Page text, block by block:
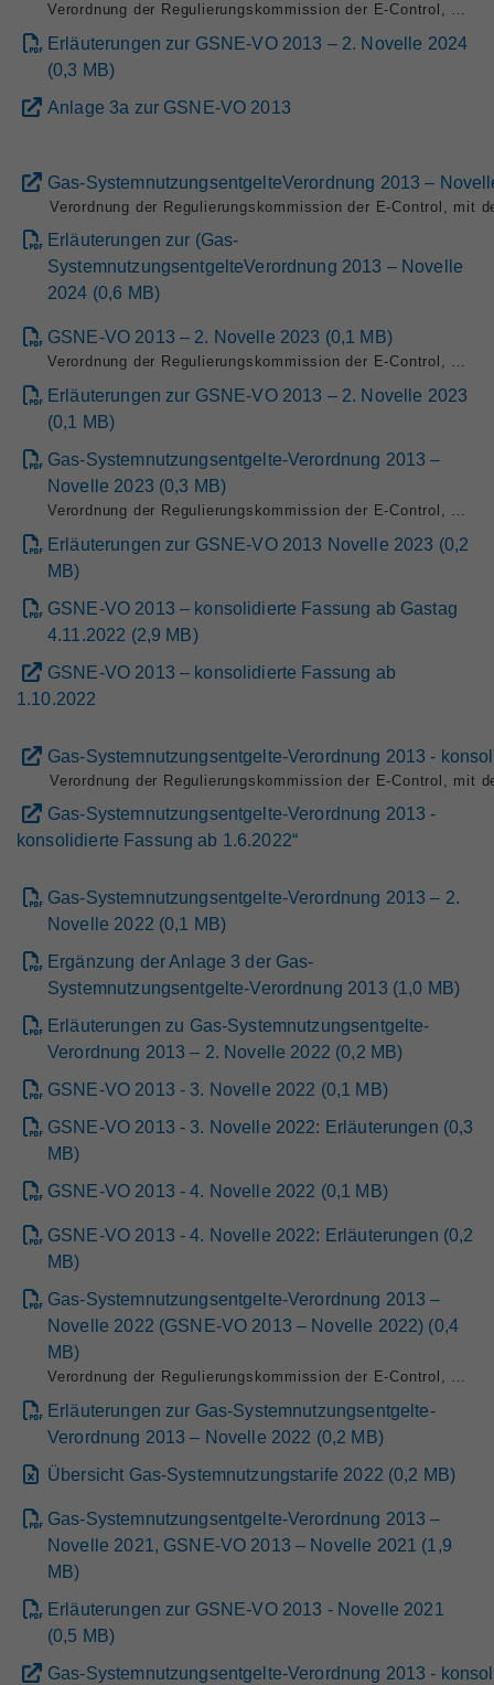
Verordnung der Regulierungskommission der E-Control, mit der die GasSystemnutzungsentgelte-Verordnung 2013 geändert wird (Gas-Systemnutzungsentgelte-Verordnung 2013 – 2. Novelle 2024, GSNE-VO 2013 – 2. Novelle 2024)
Erläuterungen zur GSNE-VO 2013 – 2. Novelle 2024
(0,3 MB)
Anlage 3a zur GSNE-VO 2013
Gas-SystemnutzungsentgelteVerordnung 2013 –
Verordnung der Regulierungskommission der E-Control, mit
Erläuterungen zur (Gas-
SystemnutzungsentgelteVerordnung 2013 – Novelle
2024 (0,6 MB)
GSNE-VO 2013 – 2. Novelle 2023 (0,1 MB)
Verordnung der Regulierungskommission der E-Control, mit der die Gas-Systemnutzungsentgelte-Verordnung 2013 geändert wird (Gas-Systemnutzungsentgelte-Verordnung 2013 – 2. Novelle 2023, GSNE-VO 2013 – 2. Novelle 2023)
Erläuterungen zur GSNE-VO 2013 – 2. Novelle 2023
(0,1 MB)
Gas-Systemnutzungsentgelte-Verordnung 2013 –
Novelle 2023 (0,3 MB)
Verordnung der Regulierungskommission der E-Control, mit der die Gas-Systemnutzungsentgelte-Verordnung 2013 geändert wird (GSNE-VO 2013 – Novelle 2023)
Erläuterungen zur GSNE-VO 2013 Novelle 2023 (0,2
MB)
GSNE-VO 2013 – konsolidierte Fassung ab Gastag
4.11.2022 (2,9 MB)
GSNE-VO 2013 – konsolidierte Fassung ab
1.10.2022
Gas-Systemnutzungsentgelte-Verordnung 2013 -
Verordnung der Regulierungskommission der E-Control, mit
Gas-Systemnutzungsentgelte-Verordnung 2013 -
konsolidierte Fassung ab 1.6.2022“
Gas-Systemnutzungsentgelte-Verordnung 2013 – 2.
Novelle 2022 (0,1 MB)
Ergänzung der Anlage 3 der Gas-
Systemnutzungsentgelte-Verordnung 2013 (1,0 MB)
Erläuterungen zu Gas-Systemnutzungsentgelte-
Verordnung 2013 – 2. Novelle 2022 (0,2 MB)
GSNE-VO 2013 - 3. Novelle 2022 (0,1 MB)
GSNE-VO 2013 - 3. Novelle 2022: Erläuterungen (0,3
MB)
GSNE-VO 2013 - 4. Novelle 2022 (0,1 MB)
GSNE-VO 2013 - 4. Novelle 2022: Erläuterungen (0,2
MB)
Gas-Systemnutzungsentgelte-Verordnung 2013 –
Novelle 2022 (GSNE-VO 2013 – Novelle 2022) (0,4
MB)
Verordnung der Regulierungskommission der E-Control, mit der die Gas-Systemnutzungsentgelte-Verordnung 2013 geändert wird (GSNE-VO 2013 – Novelle 2022)
Erläuterungen zur Gas-Systemnutzungsentgelte-
Verordnung 2013 – Novelle 2022 (0,2 MB)
Übersicht Gas-Systemnutzungstarife 2022 (0,2 MB)
Gas-Systemnutzungsentgelte-Verordnung 2013 –
Novelle 2021, GSNE-VO 2013 – Novelle 2021 (1,9
MB)
Erläuterungen zur GSNE-VO 2013 - Novelle 2021
(0,5 MB)
Gas-Systemnutzungsentgelte-Verordnung 2013 -